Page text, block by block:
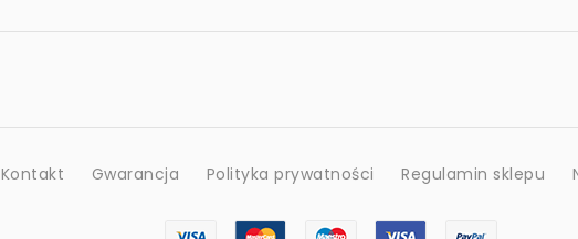
Kontakt Gwarancja Polityka prywatności Regulamin sklepu